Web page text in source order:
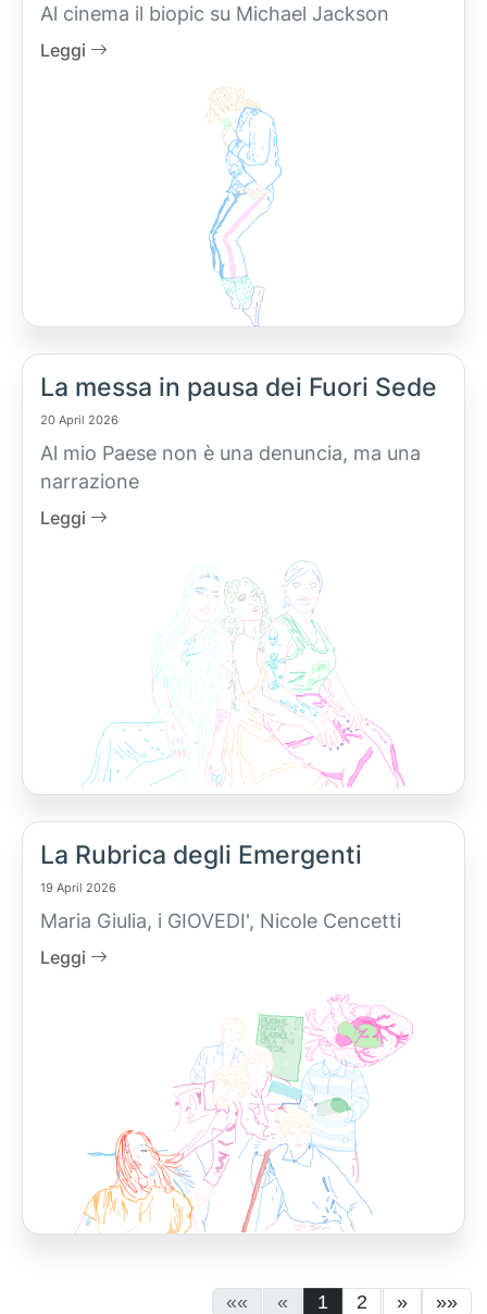
Al cinema il biopic su Michael Jackson
Leggi
La messa in pausa dei Fuori Sede
20 April 2026
Al mio Paese non è una denuncia, ma una
narrazione
Leggi
La Rubrica degli Emergenti
19 April 2026
Maria Giulia, i GIOVEDI', Nicole Cencetti
Leggi
«« « 1 2 » »»